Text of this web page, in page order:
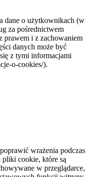
dane o użytkownikach (w
za pośrednictwem
prawem i z zachowaniem
danych może być
z tymi informacjami
o-cookies/).
wrażenia podczas
pliki cookie, które są
w przeglądarce,